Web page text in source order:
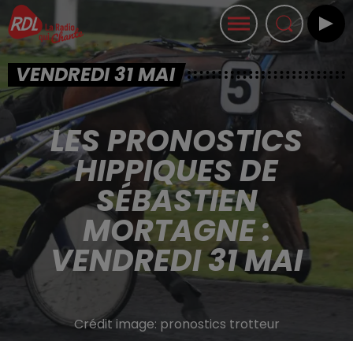
VENDREDI 31 MAI
LES PRONOSTICS
HIPPIQUES DE
SÉBASTIEN
MORTAGNE :
VENDREDI 31 MAI
Crédit image: pronostics trotteur